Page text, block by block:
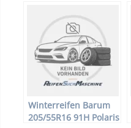
Winterreifen Barum
205/55R16 91H Polaris